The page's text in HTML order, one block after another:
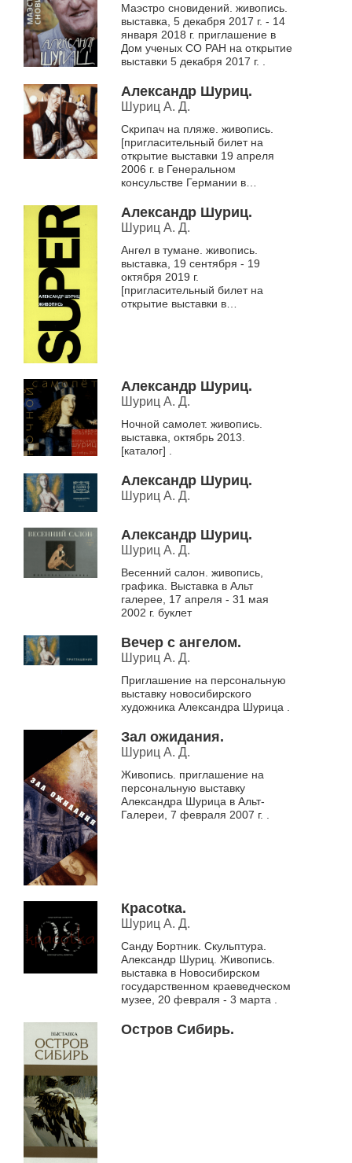
Маэстро сновидений. живопись.
выставка, 5 декабря 2017 г. - 14
января 2018 г. приглашение в
Дом ученых СО РАН на открытие
выставки 5 декабря 2017 г. .
Александр Шуриц.
Шуриц А. Д.
Скрипач на пляже. живопись.
[пригласительный билет на
открытие выставки 19 апреля
2006 г. в Генеральном
консульстве Германии в
Александр Шуриц.
Шуриц А. Д.
Ангел в тумане. живопись.
выставка, 19 сентября - 19
октября 2019 г.
[пригласительный билет на
открытие выставки в
Александр Шуриц.
Шуриц А. Д.
Ночной самолет. живопись.
выставка, октябрь 2013.
[каталог] .
Александр Шуриц.
Шуриц А. Д.
Александр Шуриц.
Шуриц А. Д.
Весенний салон. живопись,
графика. Выставка в Альт
галерее, 17 апреля - 31 мая
2002 г. буклет
Вечер с ангелом.
Шуриц А. Д.
Приглашение на персональную
выставку новосибирского
художника Александра Шурица .
Зал ожидания.
Шуриц А. Д.
Живопись. приглашение на
персональную выставку
Александра Шурица в Альт-
Галереи, 7 февраля 2007 г. .
Красоtка.
Шуриц А. Д.
Санду Бортник. Скульптура.
Александр Шуриц. Живопись.
выставка в Новосибирском
государственном краеведческом
музее, 20 февраля - 3 марта .
Остров Сибирь.